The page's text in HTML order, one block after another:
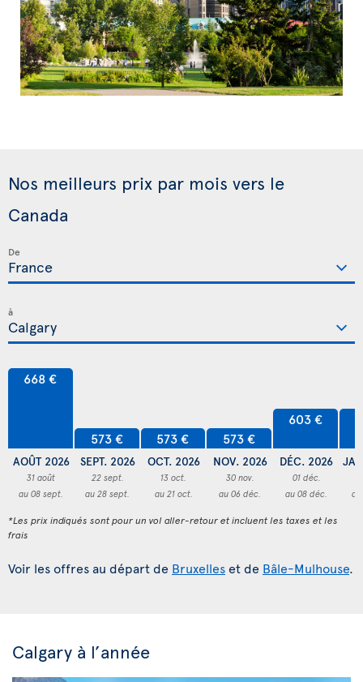
Nos meilleurs prix par mois vers le
Canada
De
à
668 €
AOÛT 2026
31 août
au 08 sept.
573 €
SEPT. 2026
22 sept.
au 28 sept.
573 €
OCT. 2026
13 oct.
au 21 oct.
573 €
NOV. 2026
30 nov.
au 06 déc.
603 €
DÉC. 2026
01 déc.
au 08 déc.
*Les prix indiqués sont pour un vol aller-retour et incluent les taxes et les
frais
Voir les offres au départ de Bruxelles et de Bâle-Mulhouse.
Calgary à l’année